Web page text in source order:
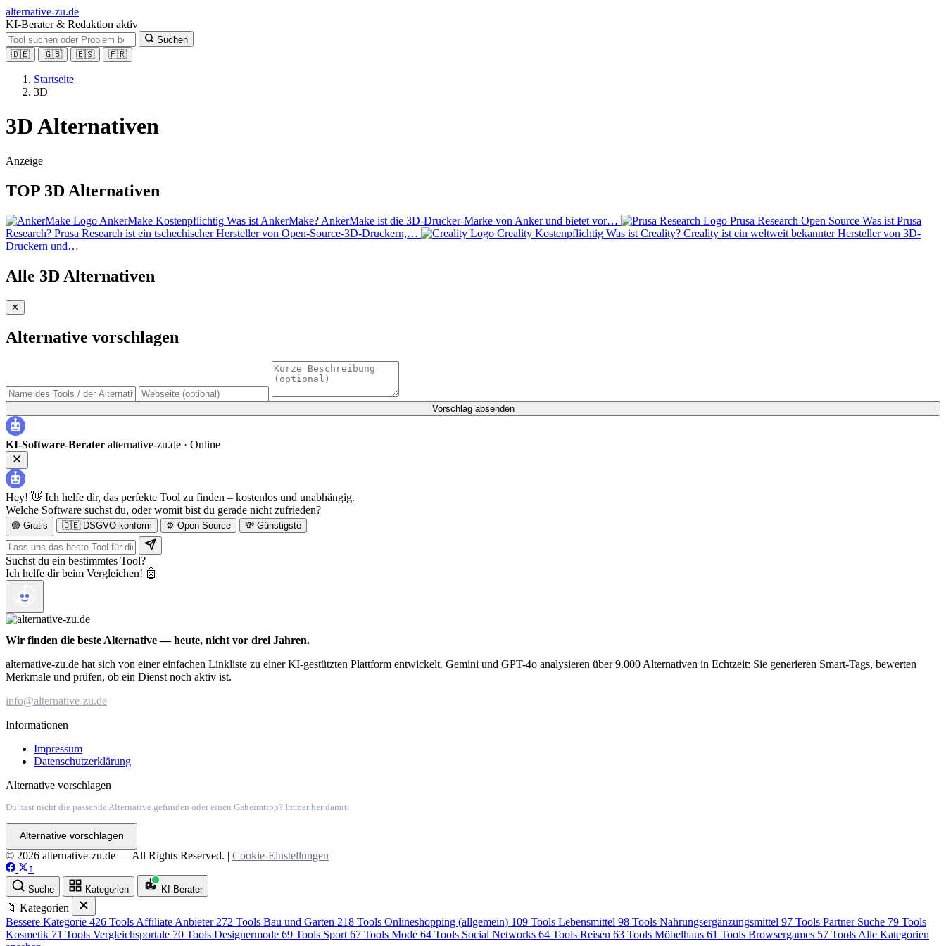
alternative-zu.de
KI-Berater & Redaktion aktiv
Suchen
🇩🇪
🇬🇧 🇪🇸 🇫🇷
Startseite
3D
3D Alternativen
Anzeige
TOP 3D Alternativen
AnkerMake Kostenpflichtig Was ist AnkerMake? AnkerMake ist die 3D-Drucker-Marke von Anker und bietet vor… Prusa Research Open Source Was ist Prusa
Research? Prusa Research ist ein tschechischer Hersteller von Open‑Source-3D‑Druckern,…
Creality Kostenpflichtig Was ist Creality? Creality ist ein weltweit bekannter Hersteller von 3D-
Druckern und…
Alle 3D Alternativen
✕
Alternative vorschlagen
Vorschlag absenden
KI-Software-Berater alternative-zu.de · Online
Hey! 👋 Ich helfe dir, das perfekte Tool zu finden – kostenlos und unabhängig.
Welche Software suchst du, oder womit bist du gerade nicht zufrieden?
🟢 Gratis 🇩🇪 DSGVO-konform ⚙️ Open Source 💸 Günstigste
Suchst du ein bestimmtes Tool?
Ich helfe dir beim Vergleichen! 🤖
Wir finden die beste Alternative — heute, nicht vor drei Jahren.
alternative-zu.de hat sich von einer einfachen Linkliste zu einer KI-gestützten Plattform entwickelt. Gemini und GPT-4o analysieren über 9.000 Alternativen in Echtzeit: Sie generieren Smart-Tags, bewerten
Merkmale und prüfen, ob ein Dienst noch aktiv ist.
info@alternative-zu.de
Informationen
Impressum
Datenschutzerklärung
Alternative vorschlagen
Du hast nicht die passende Alternative gefunden oder einen Geheimtipp? Immer her damit:
Alternative vorschlagen
© 2026 alternative-zu.de — All Rights Reserved. | Cookie-Einstellungen
↑
Suche Kategorien KI-Berater
📁 Kategorien
Bessere Kategorie 426 Tools Affiliate Anbieter 272 Tools Bau und Garten 218 Tools Onlineshopping (allgemein) 109 Tools Lebensmittel 98 Tools Nahrungsergänzungsmittel 97 Tools Partner Suche 79 Tools
Kosmetik 71 Tools Vergleichsportale 70 Tools Designermode 69 Tools Sport 67 Tools Mode 64 Tools Social Networks 64 Tools Reisen 63 Tools Möbelhaus 61 Tools Browsergames 57 Tools Alle Kategorien